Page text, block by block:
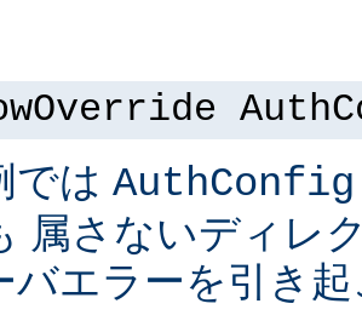
では AuthConfig
属さないディレ
バエラーを引き